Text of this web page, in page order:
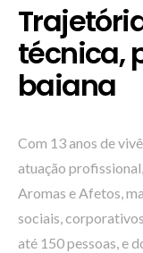
técnica,
baiana
Com 13 anos de
atuação
Aromas e Afetos,
sociais,
até 150 pessoas, e